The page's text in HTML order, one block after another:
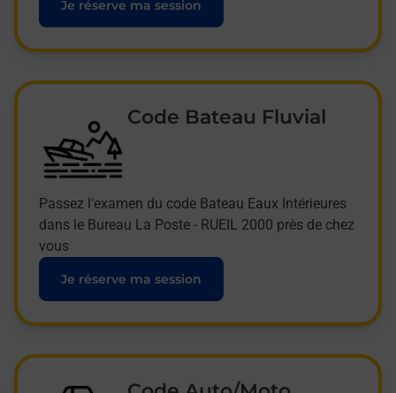
Je réserve ma session
Code Bateau Fluvial
Passez l'examen du code Bateau Eaux Intérieures
dans le Bureau La Poste - RUEIL 2000 près de chez
vous
Je réserve ma session